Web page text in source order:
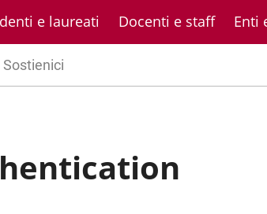
e laureati Docenti e staff Enti
Sostienici